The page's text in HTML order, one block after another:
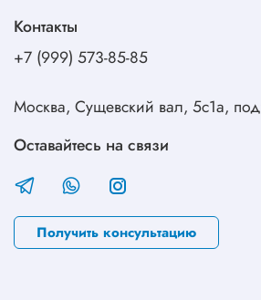
Контакты
+7 (999) 573-85-85
Москва, Сущевский вал, 5с1а,
Оставайтесь на связи
Получить консультацию